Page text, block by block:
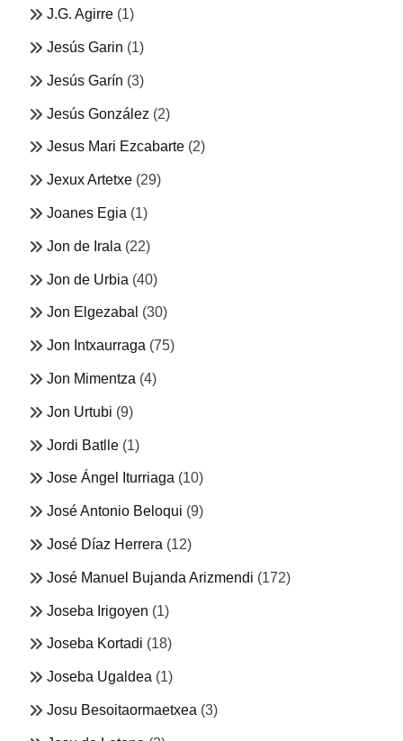
J.G. Agirre (1)
Jesús Garin (1)
Jesús Garín (3)
Jesús González (2)
Jesus Mari Ezcabarte (2)
Jexux Artetxe (29)
Joanes Egia (1)
Jon de Irala (22)
Jon de Urbia (40)
Jon Elgezabal (30)
Jon Intxaurraga (75)
Jon Mimentza (4)
Jon Urtubi (9)
Jordi Batlle (1)
Jose Ángel Iturriaga (10)
José Antonio Beloqui (9)
José Díaz Herrera (12)
José Manuel Bujanda Arizmendi (172)
Joseba Irigoyen (1)
Joseba Kortadi (18)
Joseba Ugaldea (1)
Josu Besoitaormaetxea (3)